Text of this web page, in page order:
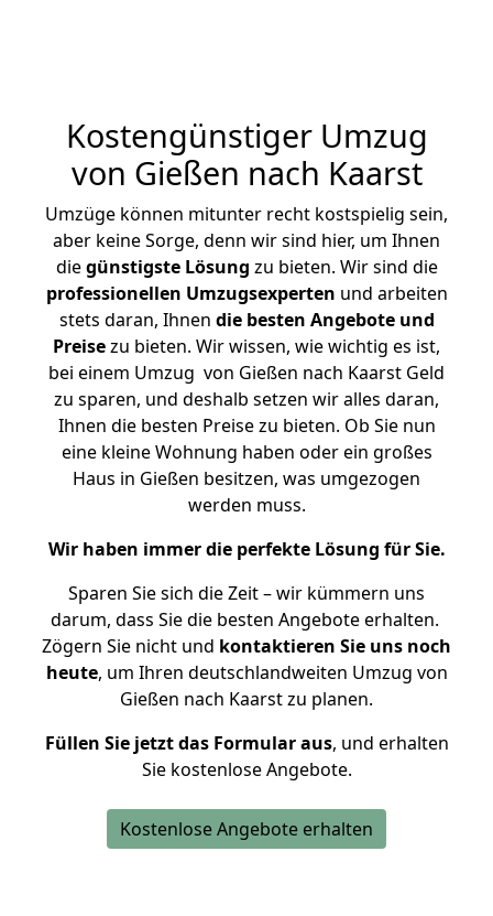
Kostengünstiger Umzug
von Gießen nach Kaarst
Umzüge können mitunter recht kostspielig sein,
aber keine Sorge, denn wir sind hier, um Ihnen
diegünstigste Lösung zu bieten. Wir sind die
professionellen Umzugsexperten und arbeiten
stets daran, Ihnen die besten Angebote und
Preisezu bieten. Wir wissen, wie wichtig es ist,
bei einem Umzug von Gießen nach Kaarst Geld
zu sparen, und deshalb setzen wir alles daran,
Ihnen die besten Preise zu bieten. Ob Sie nun
eine kleine Wohnung haben oder ein großes
Haus in Gießen besitzen, was umgezogen
werden muss.
Wir haben immer die perfekte Lösung für Sie.
Sparen Sie sich die Zeit – wir kümmern uns
darum, dass Sie die besten Angebote erhalten.
Zögern Sie nicht und kontaktieren Sie uns noch
heute, um Ihren deutschlandweiten Umzug von
Gießen nach Kaarst zu planen.
Füllen Sie jetzt das Formular aus, und erhalten
Sie kostenlose Angebote.
Kostenlose Angebote erhalten